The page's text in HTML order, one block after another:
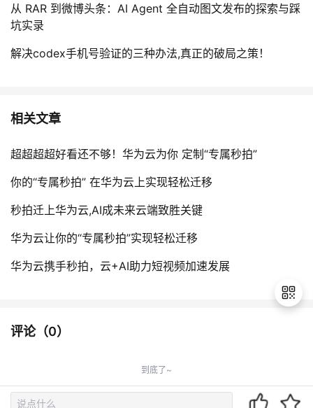
从 RAR 到微博头条：AI Agent 全自动图文发布的探索与踩
坑实录
解决codex手机号验证的三种办法,真正的破局之策！
相关文章
超超超超好看还不够！华为云为你 定制“专属秒拍”
你的“专属秒拍” 在华为云上实现轻松迁移
秒拍迁上华为云,AI成未来云端致胜关键
华为云让你的“专属秒拍”实现轻松迁移
华为云携手秒拍，云+AI助力短视频加速发展
评论（0）
到底了~